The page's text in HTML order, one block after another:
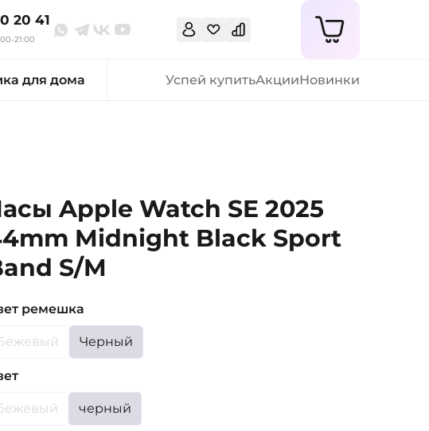
20 41
21:00
для дома Успей купитьАкцииНовинки
Apple Watch SE 2025
Midnight Black Sport
S/M
ремешка
Черный
черный